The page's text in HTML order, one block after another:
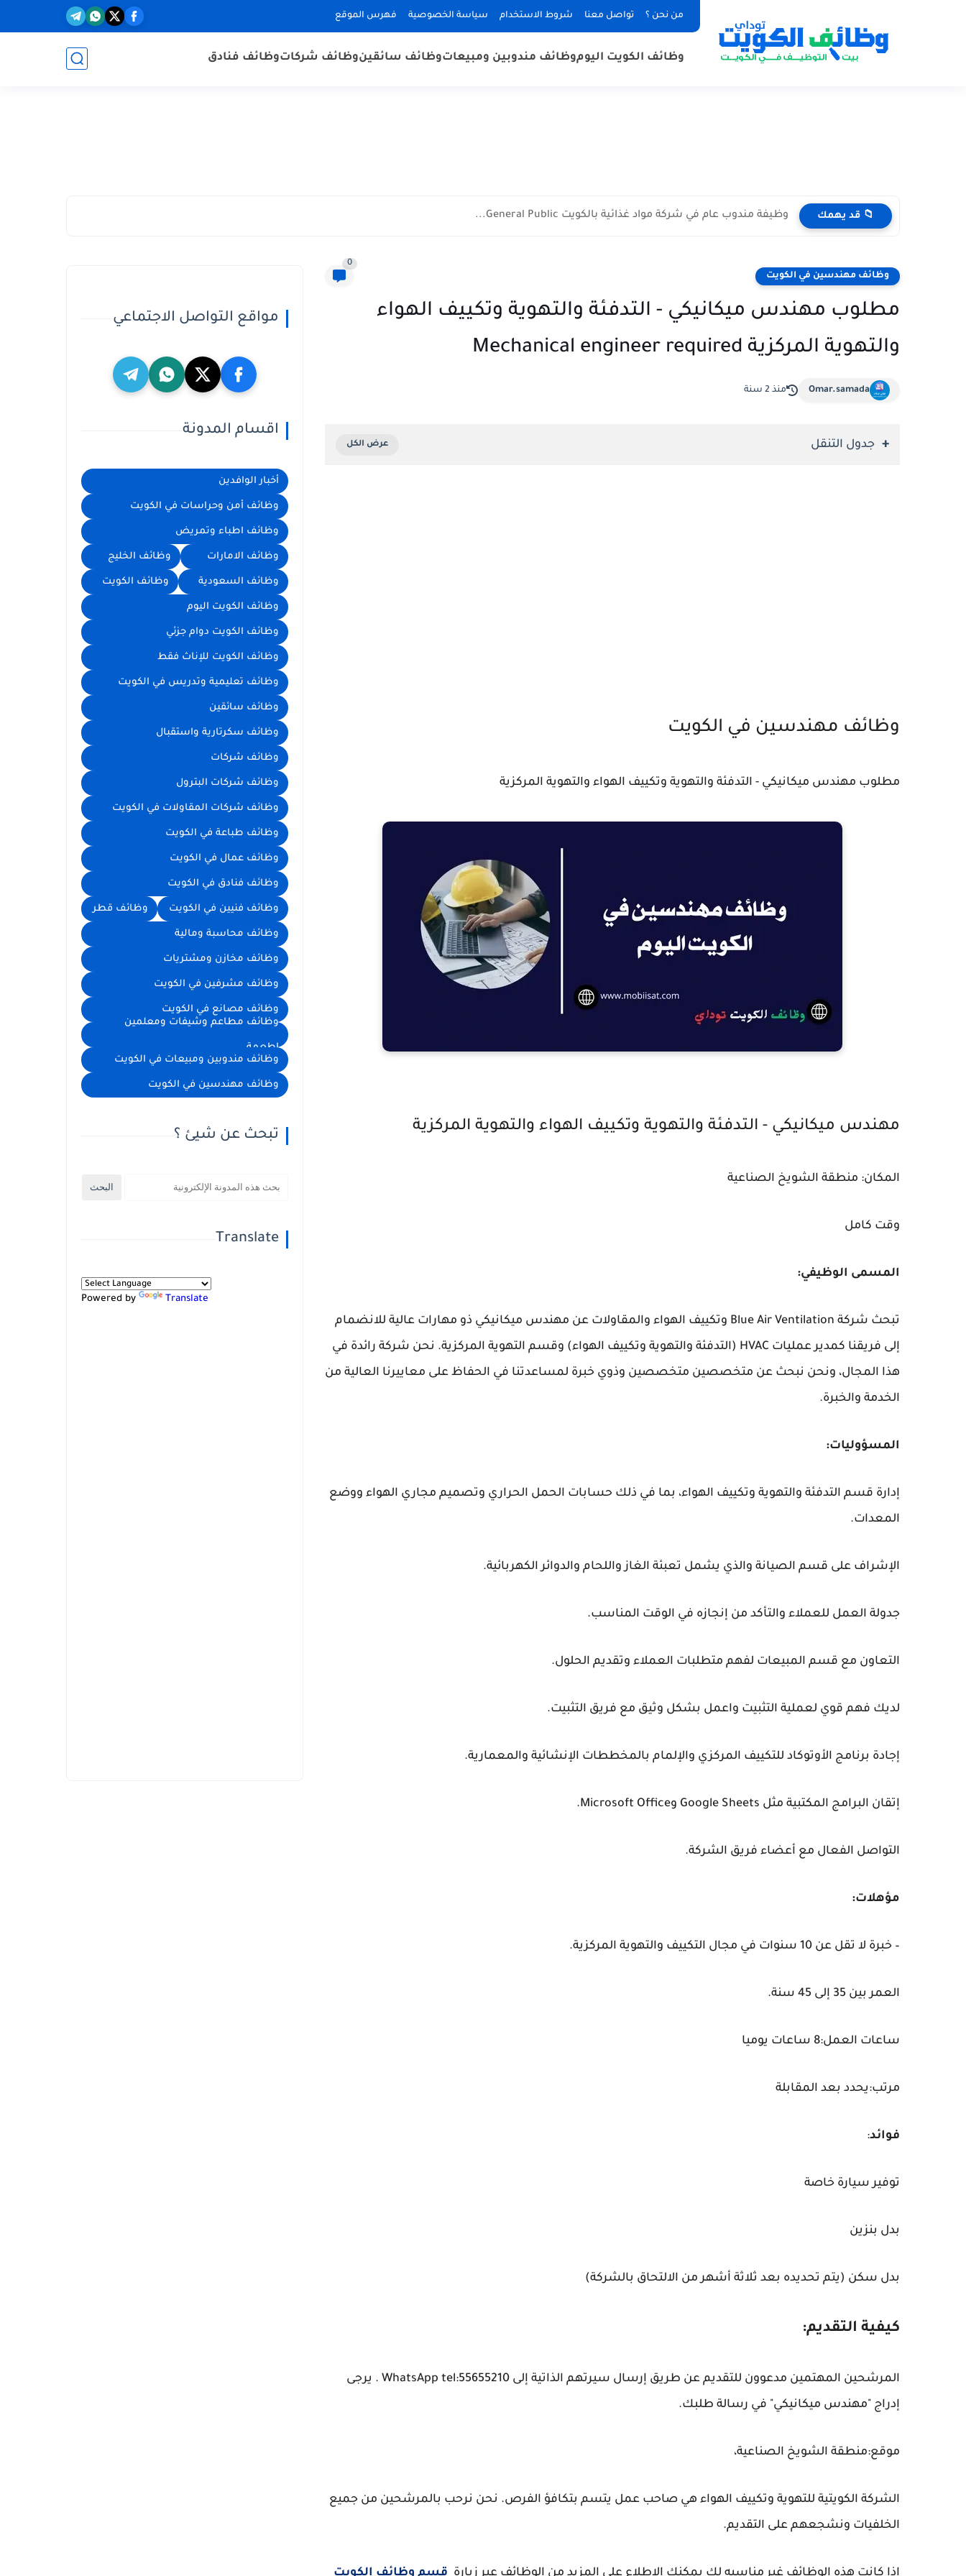
من نحن ؟ تواصل معنا شروط الاستخدام سياسة الخصوصية فهرس الموقع
وظائف الكويت اليوموظائف مندوبين ومبيعاتوظائف سائقينوظائف شركاتوظائف فنادق
📁 قد يهمك وظيفة مندوب عام في شركة مواد غذائية بالكويت General Public...
وظائف مهندسين في الكويت
0
مطلوب مهندس ميكانيكي - التدفئة والتهوية وتكييف الهواء
والتهوية المركزية Mechanical engineer required
Omar.samada منذ 2 سنة
جدول التنقل
وظائف مهندسين في الكويت
مطلوب مهندس ميكانيكي - التدفئة والتهوية وتكييف الهواء والتهوية المركزية
مهندس ميكانيكي - التدفئة والتهوية وتكييف الهواء والتهوية المركزية
المكان: منطقة الشويخ الصناعية
وقت كامل
المسمى الوظيفي:
تبحث شركة Blue Air Ventilation وتكييف الهواء والمقاولات عن مهندس ميكانيكي ذو مهارات عالية للانضمام
إلى فريقنا كمدير عمليات HVAC (التدفئة والتهوية وتكييف الهواء) وقسم التهوية المركزية. نحن شركة رائدة في
هذا المجال، ونحن نبحث عن متخصصين متخصصين وذوي خبرة لمساعدتنا في الحفاظ على معاييرنا العالية من
الخدمة والخبرة.
المسؤوليات:
إدارة قسم التدفئة والتهوية وتكييف الهواء، بما في ذلك حسابات الحمل الحراري وتصميم مجاري الهواء ووضع
المعدات.
الإشراف على قسم الصيانة والذي يشمل تعبئة الغاز واللحام والدوائر الكهربائية.
جدولة العمل للعملاء والتأكد من إنجازه في الوقت المناسب.
التعاون مع قسم المبيعات لفهم متطلبات العملاء وتقديم الحلول.
لديك فهم قوي لعملية التثبيت واعمل بشكل وثيق مع فريق التثبيت.
إجادة برنامج الأوتوكاد للتكييف المركزي والإلمام بالمخططات الإنشائية والمعمارية.
إتقان البرامج المكتبية مثل Google Sheets وMicrosoft Office.
التواصل الفعال مع أعضاء فريق الشركة.
مؤهلات:
– خبرة لا تقل عن 10 سنوات في مجال التكييف والتهوية المركزية.
العمر بين 35 إلى 45 سنة.
ساعات العمل:8 ساعات يوميا
مرتب:يحدد بعد المقابلة
فوائد:
توفير سيارة خاصة
بدل بنزين
بدل سكن (يتم تحديده بعد ثلاثة أشهر من الالتحاق بالشركة)
كيفية التقديم:
المرشحين المهتمين مدعوون للتقديم عن طريق إرسال سيرتهم الذاتية إلى WhatsApp tel:55655210 . يرجى
إدراج "مهندس ميكانيكي" في رسالة طلبك.
موقع:منطقة الشويخ الصناعية،
الشركة الكويتية للتهوية وتكييف الهواء هي صاحب عمل يتسم بتكافؤ الفرص. نحن نرحب بالمرشحين من جميع
الخلفيات ونشجعهم على التقديم.
اذا كانت هذه الوظائف غير مناسبه لك يمكنك الاطلاع علي المزيد من الوظائف عبر زيارة قسم وظائف الكويت
مواقع التواصل الاجتماعي
اقسام المدونة
أخبار الوافدين
وظائف أمن وحراسات في الكويت
وظائف اطباء وتمريض
وظائف الامارات وظائف الخليج
وظائف السعودية وظائف الكويت
وظائف الكويت اليوم
وظائف الكويت دوام جزئي
وظائف الكويت للإناث فقط
وظائف تعليمية وتدريس في الكويت
وظائف سائقين
وظائف سكرتارية واستقبال
وظائف شركات
وظائف شركات البترول
وظائف شركات المقاولات في الكويت
وظائف طباعة في الكويت
وظائف عمال في الكويت
وظائف فنادق في الكويت
وظائف فنيين في الكويت وظائف قطر
وظائف محاسبة ومالية
وظائف مخازن ومشتريات
وظائف مشرفين في الكويت
وظائف مصانع في الكويت
وظائف مطاعم وشيفات ومعلمين
اطعمة
وظائف مندوبين ومبيعات في الكويت
وظائف مهندسين في الكويت
تبحث عن شيئ ؟
Translate
Powered by Translate